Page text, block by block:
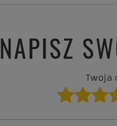
NAPISZ
Twoja